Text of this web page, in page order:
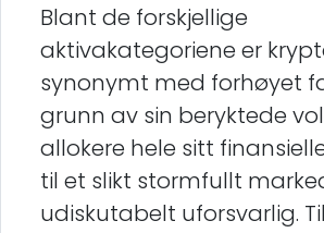
Blant de forskjellige
aktivakategoriene er
synonymt med forhøyet
grunn av sin beryktede
allokere hele sitt
til et slikt stormfullt
udiskutabelt uforsvarlig.